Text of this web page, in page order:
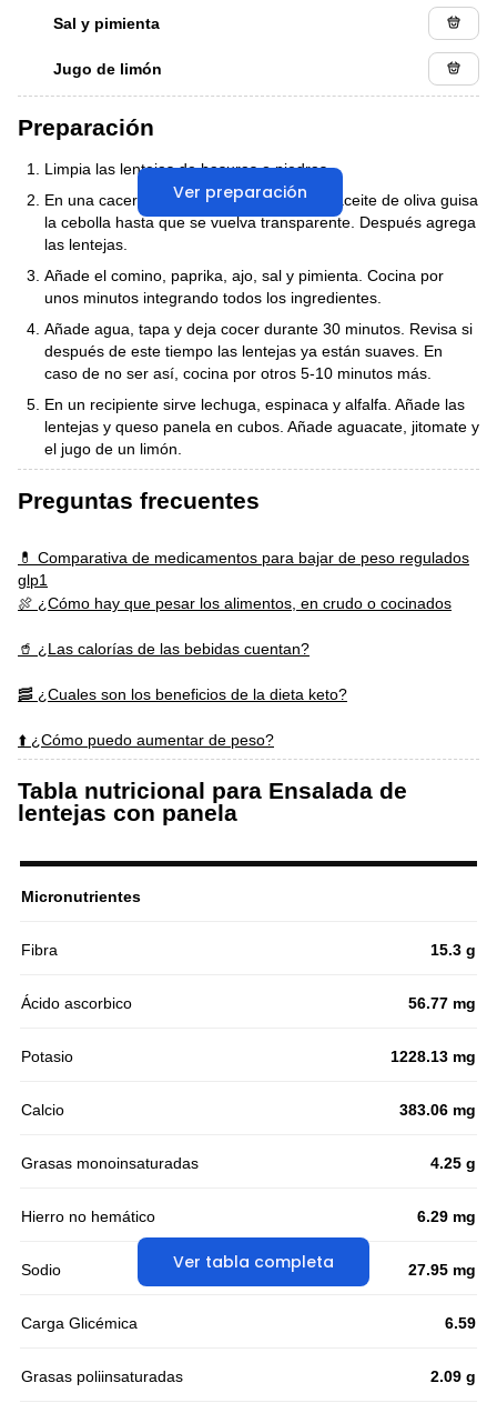
Sal y pimienta
Jugo de limón
Ver preparación
Preparación
Limpia las lentejas de basuras o piedras.
En una cacerola caliente con un poco de aceite de oliva guisa
la cebolla hasta que se vuelva transparente. Después agrega
las lentejas.
Añade el comino, paprika, ajo, sal y pimienta. Cocina por
unos minutos integrando todos los ingredientes.
Añade agua, tapa y deja cocer durante 30 minutos. Revisa si
después de este tiempo las lentejas ya están suaves. En
caso de no ser así, cocina por otros 5-10 minutos más.
En un recipiente sirve lechuga, espinaca y alfalfa. Añade las
lentejas y queso panela en cubos. Añade aguacate, jitomate y
el jugo de un limón.
Preguntas frecuentes
💊 Comparativa de medicamentos para bajar de peso regulados
glp1
🍖 ¿Cómo hay que pesar los alimentos, en crudo o cocinados
🥤 ¿Las calorías de las bebidas cuentan?
🥓 ¿Cuales son los beneficios de la dieta keto?
⬆️ ¿Cómo puedo aumentar de peso?
Tabla nutricional para Ensalada de
lentejas con panela
Ver tabla completa
Micronutrientes
Fibra 15.3 g
Ácido ascorbico 56.77 mg
Potasio 1228.13 mg
Calcio 383.06 mg
Grasas monoinsaturadas 4.25 g
Hierro no hemático 6.29 mg
Sodio 27.95 mg
Carga Glicémica 6.59
Grasas poliinsaturadas 2.09 g